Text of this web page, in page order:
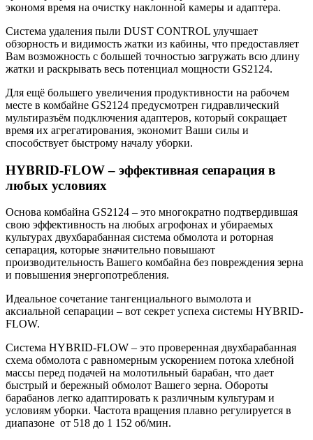
экономя время на очистку наклонной камеры и адаптера.
Система удаления пыли DUST CONTROL улучшает
обзорность и видимость жатки из кабины, что предоставляет
Вам возможность с большей точностью загружать всю длину
жатки и раскрывать весь потенциал мощности GS2124.
Для ещё большего увеличения продуктивности на рабочем
месте в комбайне GS2124 предусмотрен гидравлический
мультиразъём подключения адаптеров, который сокращает
время их агрегатирования, экономит Ваши силы и
способствует быстрому началу уборки.
HYBRID-FLOW – эффективная сепарация в
любых условиях
Основа комбайна GS2124 – это многократно подтвердившая
свою эффективность на любых агрофонах и убираемых
культурах двухбарабанная система обмолота и роторная
сепарация, которые значительно повышают
производительность Вашего комбайна без повреждения зерна
и повышения энергопотребления.
Идеальное сочетание тангенциального вымолота и
аксиальной сепарации – вот секрет успеха системы HYBRID-
FLOW.
Система HYBRID-FLOW – это проверенная двухбарабанная
схема обмолота с равномерным ускорением потока хлебной
массы перед подачей на молотильный барабан, что дает
быстрый и бережный обмолот Вашего зерна. Обороты
барабанов легко адаптировать к различным культурам и
условиям уборки. Частота вращения плавно регулируется в
диапазоне от 518 до 1 152 об/мин.